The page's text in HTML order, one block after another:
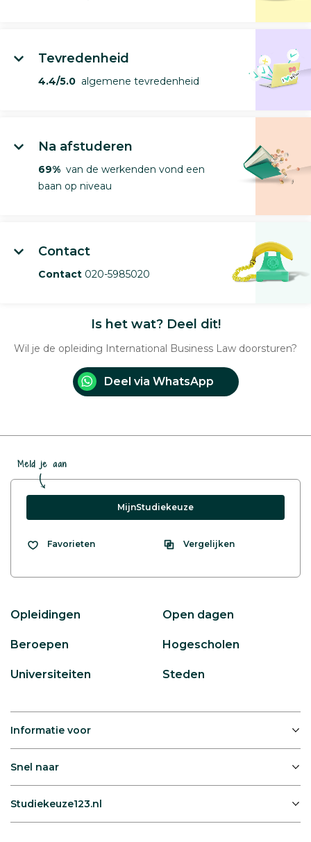
Tevredenheid
4.4/5.0 algemene tevredenheid
Na afstuderen
69% van de werkenden vond een
baan op niveau
Contact
Contact 020-5985020
Is het wat? Deel dit!
Wil je de opleiding International Business Law doorsturen?
Deel via WhatsApp
Meld je aan
MijnStudiekeuze
Favorieten Vergelijken
Opleidingen Open dagen
Beroepen Hogescholen
Universiteiten Steden
Informatie voor
Snel naar
Studiekeuze123.nl